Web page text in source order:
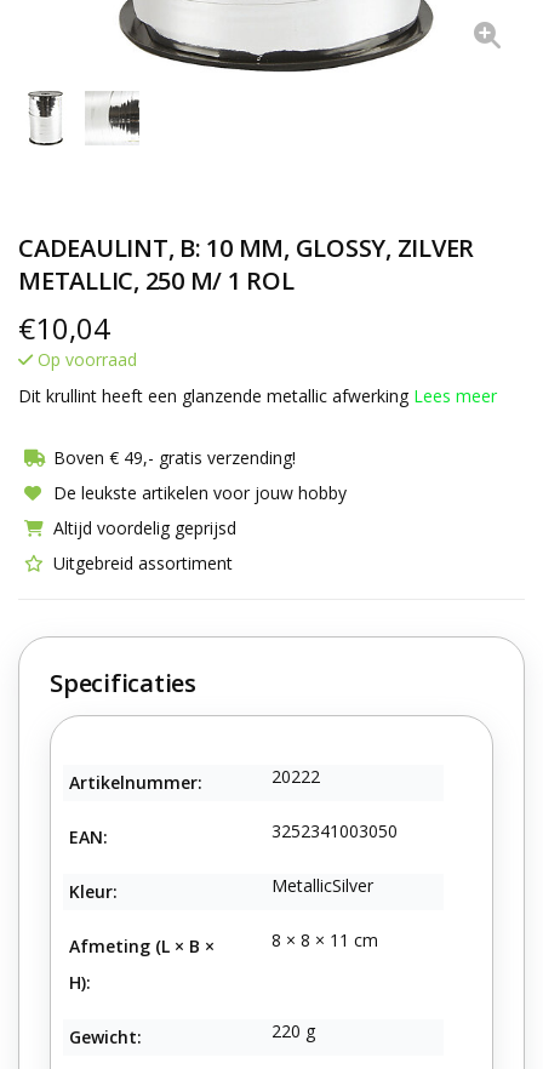
CADEAULINT, B: 10 MM, GLOSSY, ZILVER
METALLIC, 250 M/ 1 ROL
€10,04
Op voorraad
Dit krullint heeft een glanzende metallic afwerking Lees meer
Boven € 49,- gratis verzending!
De leukste artikelen voor jouw hobby
Altijd voordelig geprijsd
Uitgebreid assortiment
Specificaties
Artikelnummer: 20222
EAN: 3252341003050
Kleur: MetallicSilver
Afmeting (L × B ×
H):
8 × 8 × 11 cm
Gewicht: 220 g